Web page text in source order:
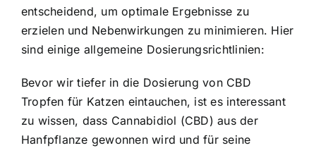
entscheidend, um optimale Ergebnisse zu
erzielen und Nebenwirkungen zu minimieren. Hier
sind einige allgemeine Dosierungsrichtlinien:
Bevor wir tiefer in die Dosierung von CBD
Tropfen für Katzen eintauchen, ist es interessant
zu wissen, dass Cannabidiol (CBD) aus der
Hanfpflanze gewonnen wird und für seine